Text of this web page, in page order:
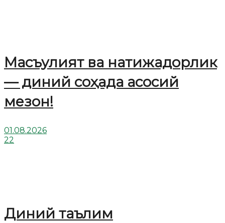
Масъулият ва натижадорлик
— диний соҳада асосий
мезон!
01.08.2026
22
Диний таълим